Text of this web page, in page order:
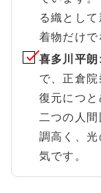
る織とし
着物だけで
喜多川平朗
で、正倉
復元につ
二つの人
調高く、
気です。